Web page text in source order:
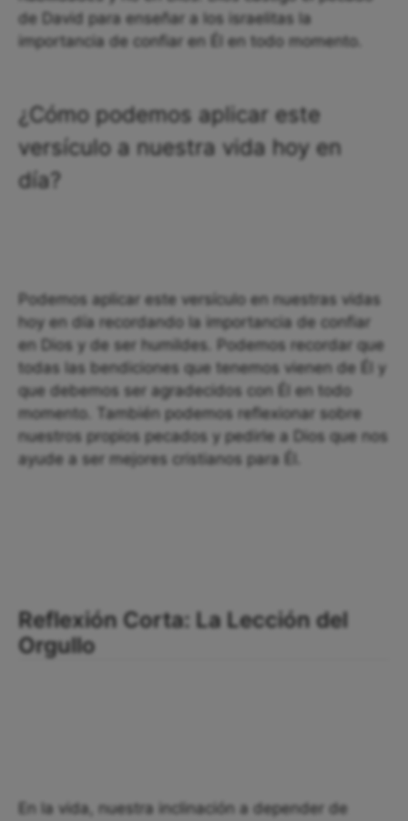
de David para enseñar a los israelitas la
importancia de confiar en Él en todo momento.
¿Cómo podemos aplicar este
versículo a nuestra vida hoy en
día?
Podemos aplicar este versículo en nuestras vidas
hoy en día recordando la importancia de confiar
en Dios y de ser humildes. Podemos recordar que
todas las bendiciones que tenemos vienen de Él y
que debemos ser agradecidos con Él en todo
momento. También podemos reflexionar sobre
nuestros propios pecados y pedirle a Dios que nos
ayude a ser mejores cristianos para Él.
Reflexión Corta: La Lección del
Orgullo
En la vida, nuestra inclinación a depender de